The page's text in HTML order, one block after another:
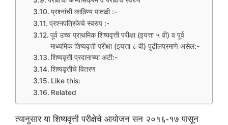
प्रश्नांची काठिण्य पातळी :-
प्रश्नपत्रिकेचे स्वरुप :-
पूर्व उच्च प्राथमिक शिष्यवृत्ती परीक्षा (इयत्ता ५ वी) व पूर्व
माध्यमिक शिष्यवृत्ती परीक्षा (इयत्ता ८ वी) पुढीलप्रमाणे असेल:-
शिष्यवृत्ती प्रदानाच्या अटी:-
शिष्यवृत्तीचे वितरण
Like this:
Related
त्यानुसार या शिष्यवृत्ती परीक्षेचे आयोजन सन २०१६-१७ पासून